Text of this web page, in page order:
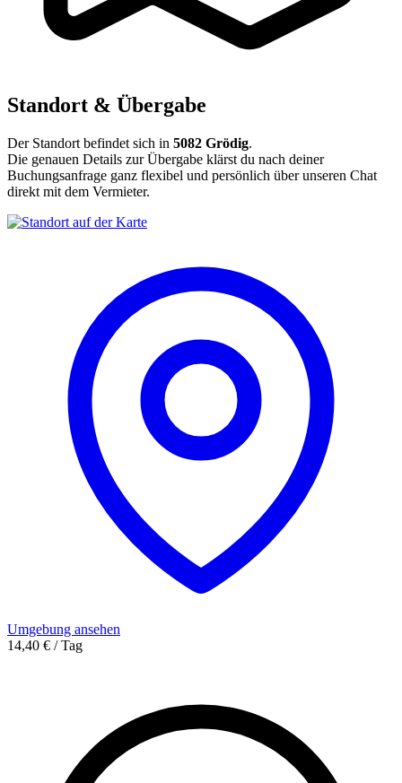
Standort & Übergabe
Der Standort befindet sich in 5082 Grödig.
Die genauen Details zur Übergabe klärst du nach deiner
Buchungsanfrage ganz flexibel und persönlich über unseren Chat
direkt mit dem Vermieter.
Umgebung ansehen
14,40 € / Tag